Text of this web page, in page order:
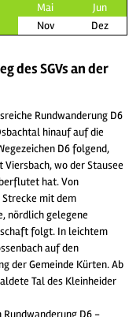
Mai
Jun
Nov Dez
des SGVs an der
Rundwanderung D6
hinauf auf die
D6 folgend,
wo der Stausee
hat. Von
mit dem
nördlich gelegene
folgt. In leichtem
auf den
der Gemeinde Kürten. Ab
Tal des Kleinheider
D6 -